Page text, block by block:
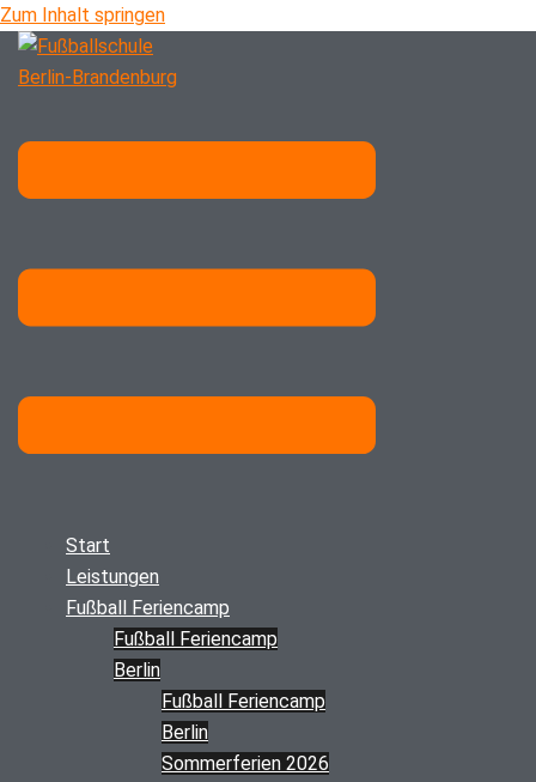
Zum Inhalt springen
Start
Leistungen
Fußball Feriencamp
Fußball Feriencamp
Berlin
Fußball Feriencamp
Berlin
Sommerferien 2026